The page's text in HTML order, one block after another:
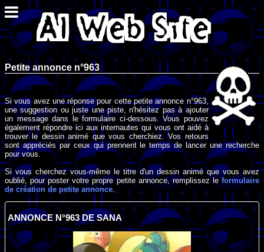
Petite annonce n°963
Si vous avez une réponse pour cette petite annonce n°963,
une suggestion ou juste une piste, n'hésitez pas à ajouter
un message dans le formulaire ci-dessous. Vous pouvez
également répondre ici aux internautes qui vous ont aidé à
trouver le dessin animé que vous cherchiez. Vos retours
sont appréciés par ceux qui prennent le temps de lancer une recherche
pour vous.
Si vous cherchez vous-même le titre d'un dessin animé que vous avez
oublié, pour poster votre propre petite annonce, remplissez leformulaire
de création de petite annonce .
ANNONCE N°963 DE SANA